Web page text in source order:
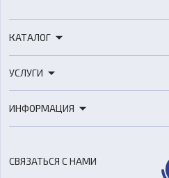
КАТАЛОГ
3D-сканеры
Расходные материалы
Оборудование и материалы для
Аксессуары и прочее оборудование
УСЛУГИ
3D-моделирование
ИНФОРМАЦИЯ
СВЯЗАТЬСЯ С НАМИ